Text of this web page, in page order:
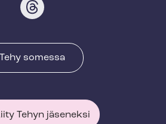
Tehy somessa
Tehyn jäseneksi